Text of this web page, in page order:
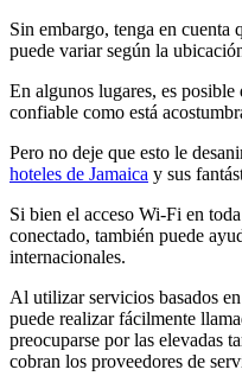
Sin embargo, tenga en cuenta
puede variar según la
En algunos lugares, es
confiable como está
Pero no deje que esto le
hoteles de Jamaica y sus
Si bien el acceso Wi-Fi en
conectado, también puede
internacionales.
Al utilizar servicios basados
puede realizar fácilmente
preocuparse por las elevadas
cobran los proveedores de